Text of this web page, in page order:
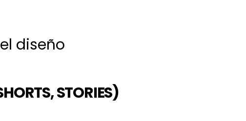
diseño
STORIES)